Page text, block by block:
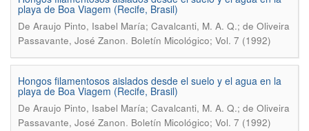
playa de Boa Viagem (Recife, Brasil)
De Araujo Pinto, Isabel María; Cavalcanti, M. A. Q.; de Oliveira
Passavante, José Zanon. Boletín Micológico; Vol. 7 (1992)
Hongos filamentosos aislados desde el suelo y el agua en la
playa de Boa Viagem (Recife, Brasil)
De Araujo Pinto, Isabel María; Cavalcanti, M. A. Q.; de Oliveira
Passavante, José Zanon. Boletín Micológico; Vol. 7 (1992)